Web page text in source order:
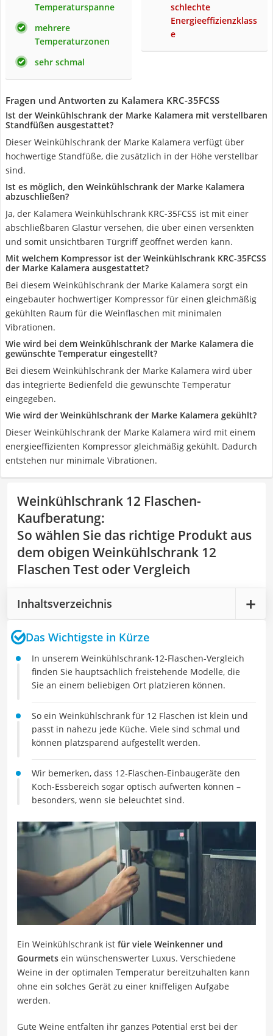
Temperaturspanne
mehrere
Temperaturzonen
sehr schmal
schlechte
Energieeffizienzklass
e
Fragen und Antworten zu Kalamera KRC-35FCSS
Ist der Weinkühlschrank der Marke Kalamera mit verstellbaren
Standfüßen ausgestattet?
Dieser Weinkühlschrank der Marke Kalamera verfügt über
hochwertige Standfüße, die zusätzlich in der Höhe verstellbar
sind.
Ist es möglich, den Weinkühlschrank der Marke Kalamera
abzuschließen?
Ja, der Kalamera Weinkühlschrank KRC-35FCSS ist mit einer
abschließbaren Glastür versehen, die über einen versenkten
und somit unsichtbaren Türgriff geöffnet werden kann.
Mit welchem Kompressor ist der Weinkühlschrank KRC-35FCSS
der Marke Kalamera ausgestattet?
Bei diesem Weinkühlschrank der Marke Kalamera sorgt ein
eingebauter hochwertiger Kompressor für einen gleichmäßig
gekühlten Raum für die Weinflaschen mit minimalen
Vibrationen.
Wie wird bei dem Weinkühlschrank der Marke Kalamera die
gewünschte Temperatur eingestellt?
Bei diesem Weinkühlschrank der Marke Kalamera wird über
das integrierte Bedienfeld die gewünschte Temperatur
eingegeben.
Wie wird der Weinkühlschrank der Marke Kalamera gekühlt?
Dieser Weinkühlschrank der Marke Kalamera wird mit einem
energieeffizienten Kompressor gleichmäßig gekühlt. Dadurch
entstehen nur minimale Vibrationen.
Weinkühlschrank 12 Flaschen-
Kaufberatung:
So wählen Sie das richtige Produkt aus
dem obigen Weinkühlschrank 12
Flaschen Test oder Vergleich
Inhaltsverzeichnis
Das Wichtigste in Kürze
In unserem Weinkühlschrank-12-Flaschen-Vergleich
finden Sie hauptsächlich freistehende Modelle, die
Sie an einem beliebigen Ort platzieren können.
So ein Weinkühlschrank für 12 Flaschen ist klein und
passt in nahezu jede Küche. Viele sind schmal und
können platzsparend aufgestellt werden.
Wir bemerken, dass 12-Flaschen-Einbaugeräte den
Koch-Essbereich sogar optisch aufwerten können –
besonders, wenn sie beleuchtet sind.
Ein Weinkühlschrank ist für viele Weinkenner und
Gourmets ein wünschenswerter Luxus. Verschiedene
Weine in der optimalen Temperatur bereitzuhalten kann
ohne ein solches Gerät zu einer kniffeligen Aufgabe
werden.
Gute Weine entfalten ihr ganzes Potential erst bei der